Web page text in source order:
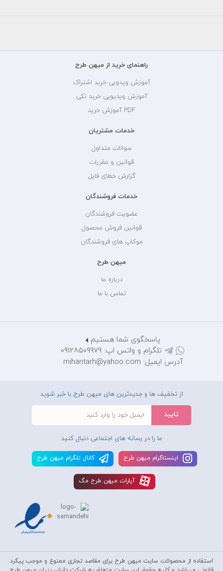
راهنمای خرید از میهن طرح
آموزش ویدویی خرید اشتراک
آموزش ویدیویی خرید تکی
PDF آموزش خرید
خدمات مشتریان
سوالات متداول
قوانین و مقررات
گزارش خطای فایل
خدمات فروشندگان
عضویت فروشندگان
قوانین فروش محصول
موکاپ های فروشندگان
میهن طرح
درباره ما
تماس با ما
پاسخگوی شما هستیم
تلگرام و واتس اپ: 09128509979
آدرس ایمیل: mihantarh@yahoo.com
از تخفیف ها و جدیدترین های میهن طرح با خبر شوید
ما را در رسانه های اجتماعی دنبال کنید
اينستاگرام ميهن طرح کانال تلگرام ميهن طرح
آپارات ميهن طرح مگ
استفاده از محصولات سايت میهن طرح برای مقاصد تجاری ممنوع و موجب پیگرد